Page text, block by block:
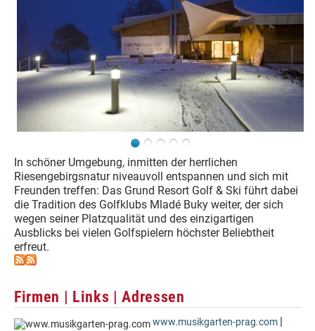
In schöner Umgebung, inmitten der herrlichen
Riesengebirgsnatur niveauvoll entspannen und sich mit
Freunden treffen: Das Grund Resort Golf & Ski führt dabei
die Tradition des Golfklubs Mladé Buky weiter, der sich
wegen seiner Platzqualität und des einzigartigen
Ausblicks bei vielen Golfspielern höchster Beliebtheit
erfreut.
Firmen | Links | Adressen
www.musikgarten-prag.com |